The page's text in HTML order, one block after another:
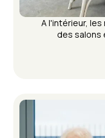
A l'intérieur,
des salons